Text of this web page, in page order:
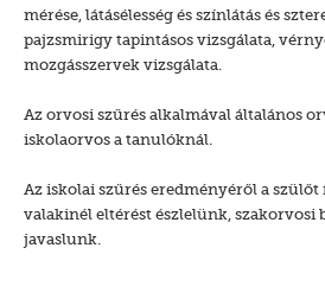
mérése, látásélesség és színlátás és
pajzsmirigy tapintásos vizsgálata,
mozgásszervek vizsgálata.
Az orvosi szűrés alkalmával általános
iskolaorvos a tanulóknál.
Az iskolai szűrés eredményéről a
valakinél eltérést észlelünk, szakorvosi